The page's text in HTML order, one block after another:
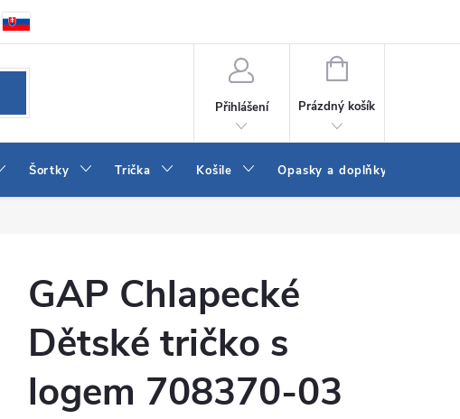
Kontakt
Přihlášení
NÁKUPNÍ
Prázdný košík
Šortky Trička Košile Opasky a doplňky
GAP Chlapecké
Dětské tričko s
logem 708370-03